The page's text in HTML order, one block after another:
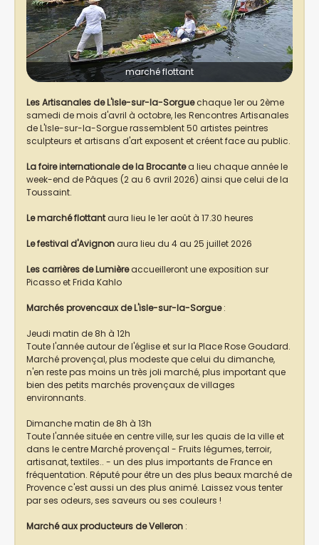
marché flottant
Les Artisanales de L'Isle-sur-la-Sorguechaque 1er ou 2ème
samedi de mois d'avril à octobre, les Rencontres Artisanales
de L'Isle-sur-la-Sorgue rassemblent 50 artistes peintres
sculpteurs et artisans d'art exposent et créent face au public.
La foire internationale de la Brocantea lieu chaque année le
week-end de Pâques (2 au 6 avril 2026) ainsi que celui de la
Toussaint.
Le marché flottantaura lieu le 1er août à 17.30 heures
Le festival d'Avignon aura lieu du 4 au 25 juillet 2026
Les carrières de Lumièreaccueilleront une exposition sur
Picasso et Frida Kahlo
Marchés provencaux de L'isle-sur-la-Sorgue:
Jeudi matin de 8h à 12h
Toute l'année autour de l'église et sur la Place Rose Goudard.
Marché provençal, plus modeste que celui du dimanche,
n'en reste pas moins un très joli marché, plus important que
bien des petits marchés provençaux de villages
environnants.
Dimanche matin de 8h à 13h
Toute l'année située en centre ville, sur les quais de la ville et
dans le centre Marché provençal - Fruits légumes, terroir,
artisanat, textiles.. - un des plus importants de France en
fréquentation. Réputé pour être un des plus beaux marché de
Provence c'est aussi un des plus animé. Laissez vous tenter
par ses odeurs, ses saveurs ou ses couleurs !
Marché aux producteurs de Velleron :